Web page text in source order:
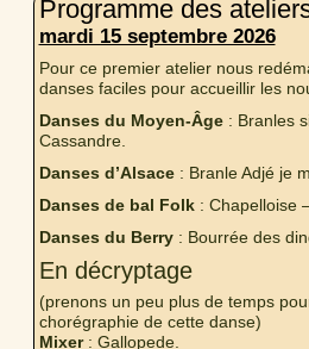
Programme des
mardi 15 septembre 2026
Pour ce premier atelier nous
danses faciles pour accueillir les
Danses du Moyen-Âge: Branles
Cassandre.
Danses d’Alsace: Branle Adjé je
Danses de bal Folk: Chapelloise
Danses du Berry: Bourrée des
En décryptage
(prenons un peu plus de temps
chorégraphie de cette danse)
Mixer: Gallopede.